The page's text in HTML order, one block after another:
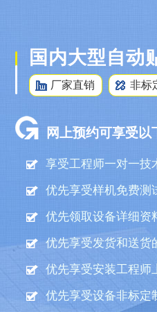
国内大型自动
厂家直销 非标
网上预约可享受以
享受工程师一对一技
优先享受样机免费测
优先领取设备详细资
优先享受发货和送货
优先享受安装工程师
优先享受设备非标定